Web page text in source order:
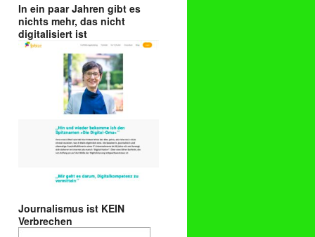
In ein paar Jahren gibt es
nichts mehr, das nicht
digitalisiert ist
Journalismus ist KEIN
Verbrechen